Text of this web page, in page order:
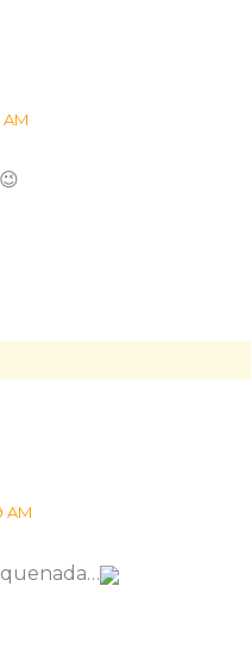
AM
AM